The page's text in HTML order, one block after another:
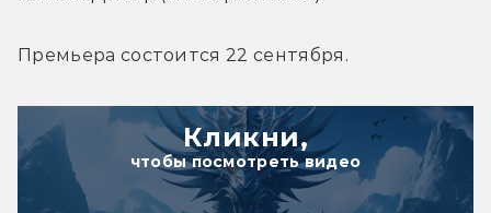
Премьера состоится 22 сентября.
Кликни,
чтобы посмотреть видео